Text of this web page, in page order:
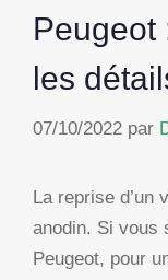
Peugeot
les
07/10/2022 par
La reprise d’un
anodin. Si vous
Peugeot, pour